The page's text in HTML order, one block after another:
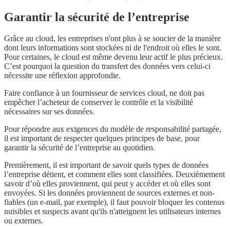
Garantir la sécurité de l’entreprise
Grâce au cloud, les entreprises n'ont plus à se soucier de la manière
dont leurs informations sont stockées ni de l'endroit où elles le sont.
Pour certaines, le cloud est même devenu leur actif le plus précieux.
C’est pourquoi la question du transfert des données vers celui-ci
nécessite une réflexion approfondie.
Faire confiance à un fournisseur de services cloud, ne doit pas
empêcher l’acheteur de conserver le contrôle et la visibilité
nécessaires sur ses données.
Pour répondre aux exigences du modèle de responsabilité partagée,
il est important de respecter quelques principes de base, pour
garantir la sécurité de l’entreprise au quotidien.
Premièrement, il est important de savoir quels types de données
l’entreprise détient, et comment elles sont classifiées. Deuxièmement
savoir d’où elles proviennent, qui peut y accéder et où elles sont
envoyées. Si les données proviennent de sources externes et non-
fiables (un e-mail, par exemple), il faut pouvoir bloquer les contenus
nuisibles et suspects avant qu'ils n'atteignent les utilisateurs internes
ou externes.